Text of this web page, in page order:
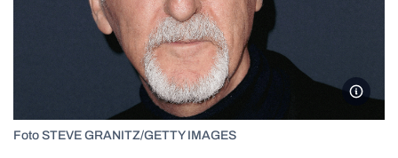
Foto STEVE GRANITZ/GETTY IMAGES